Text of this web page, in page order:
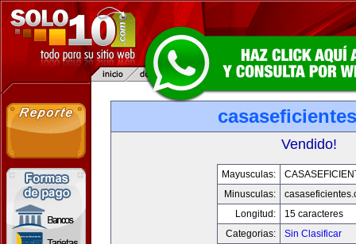
Vendido!
Mayusculas:
Minusculas:
Longitud:
15 caracteres
Categorias:
Sin Clasificar